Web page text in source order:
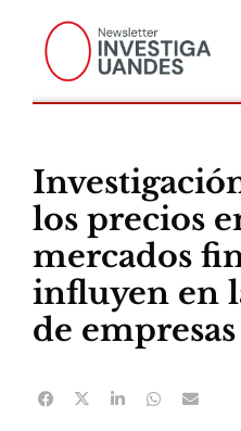
los precios
mercados
influyen en
de empresas